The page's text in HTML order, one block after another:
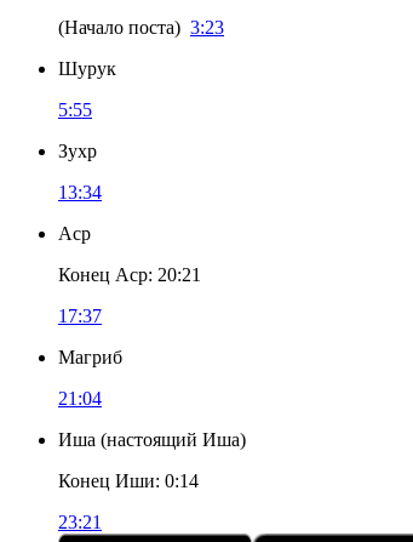
(Начало поста) 3:23
Шурук
5:55
Зухр
13:34
Аср
Конец Аср: 20:21
17:37
Магриб
21:04
Иша (настоящий Иша)
Конец Иши: 0:14
23:21